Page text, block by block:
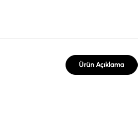
Ürün Açıklama